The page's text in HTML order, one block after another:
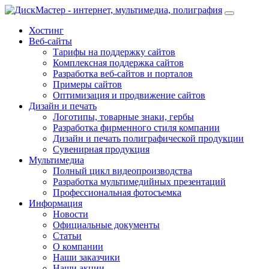
Хостинг
Веб-сайты
Тарифы на поддержку сайтов
Комплексная поддержка сайтов
Разработка веб-сайтов и порталов
Примеры сайтов
Оптимизация и продвижение сайтов
Дизайн и печать
Логотипы, товарные знаки, гербы
Разработка фирменного стиля компании
Дизайн и печать полиграфической продукции
Сувенирная продукция
Мультимедиа
Полный цикл видеопроизводства
Разработка мультимедийных презентаций
Профессиональная фотосъемка
Информация
Новости
Официальные документы
Статьи
О компании
Наши заказчики